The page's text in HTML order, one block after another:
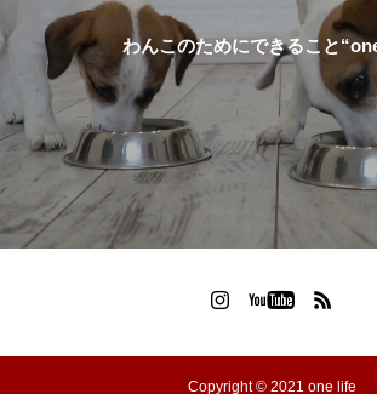
わんこのためにできること
Copyright © 2021 one life